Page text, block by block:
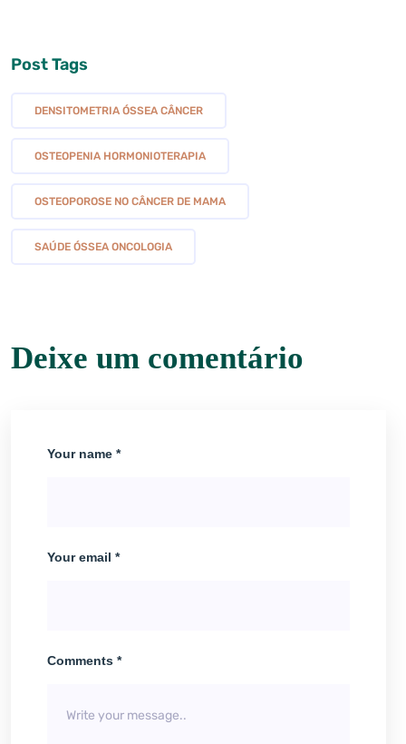
Post Tags
DENSITOMETRIA ÓSSEA CÂNCER
OSTEOPENIA HORMONIOTERAPIA
OSTEOPOROSE NO CÂNCER DE MAMA
SAÚDE ÓSSEA ONCOLOGIA
Deixe um comentário
Your name *
Your email *
Comments *